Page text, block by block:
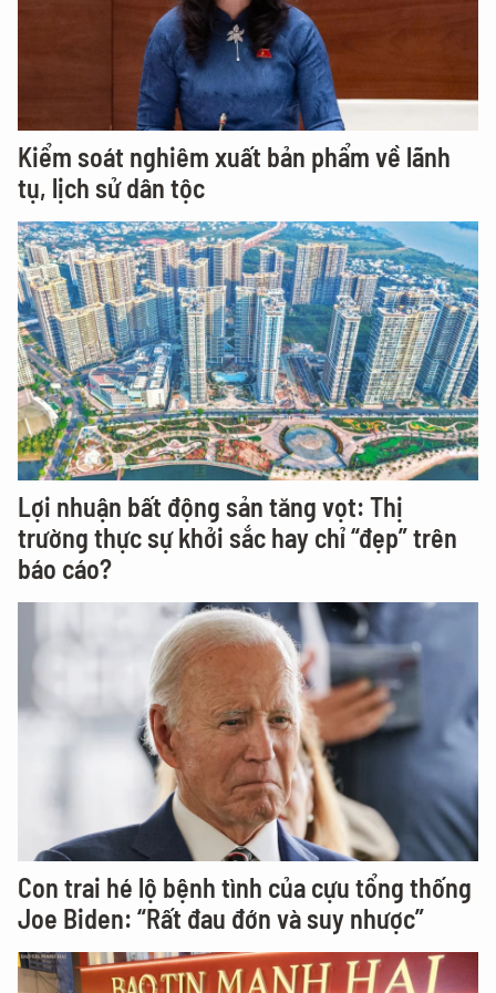
Kiểm soát nghiêm xuất bản phẩm về lãnh
tụ, lịch sử dân tộc
Lợi nhuận bất động sản tăng vọt: Thị
trường thực sự khởi sắc hay chỉ “đẹp” trên
báo cáo?
Con trai hé lộ bệnh tình của cựu tổng thống
Joe Biden: “Rất đau đớn và suy nhược”